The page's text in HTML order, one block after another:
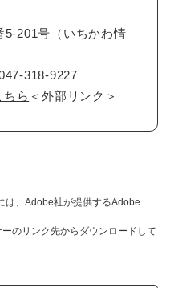
5-201号（いちかわ情
318-9227
ちら ＜外部リンク＞
は、Adobe社が提供するAdobe
のリンク先からダウンロードして